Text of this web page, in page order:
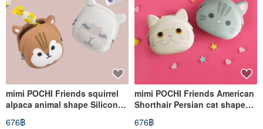
mimi POCHI Friends squirrel
alpaca animal shape Silicone
mouth gold bag
676฿
mimi POCHI Friends American
Shorthair Persian cat shape
Silicone mouth gold bag
676฿